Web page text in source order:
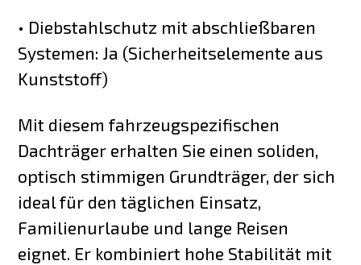
• Diebstahlschutz mit abschließbaren
Systemen: Ja (Sicherheitselemente aus
Kunststoff)
Mit diesem fahrzeugspezifischen
Dachträger erhalten Sie einen soliden,
optisch stimmigen Grundträger, der sich
ideal für den täglichen Einsatz,
Familienurlaube und lange Reisen
eignet. Er kombiniert hohe Stabilität mit